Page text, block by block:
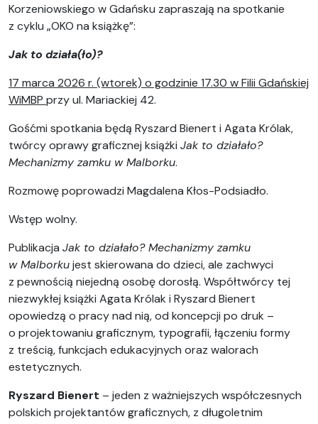
Korzeniowskiego w Gdańsku zapraszają na spotkanie
z cyklu „OKO na książkę”:
Jak to działa(ło)?
17 marca 2026 r. (wtorek) o godzinie 17.30 w Filii Gdańskiej
WiMBP przy ul. Mariackiej 42.
Gośćmi spotkania będą Ryszard Bienert i Agata Królak,
twórcy oprawy graficznej książki Jak to działało?
Mechanizmy zamku w Malborku.
Rozmowę poprowadzi Magdalena Kłos-Podsiadło.
Wstęp wolny.
Publikacja Jak to działało? Mechanizmy zamku
w Malborkujest skierowana do dzieci, ale zachwyci
z pewnością niejedną osobę dorosłą. Współtwórcy tej
niezwykłej książki Agata Królak i Ryszard Bienert
opowiedzą o pracy nad nią, od koncepcji po druk –
o projektowaniu graficznym, typografii, łączeniu formy
z treścią, funkcjach edukacyjnych oraz walorach
estetycznych.
Ryszard Bienert – jeden z ważniejszych współczesnych
polskich projektantów graficznych, z długoletnim